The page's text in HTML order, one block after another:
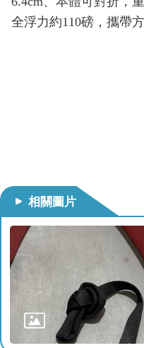
宣
民
力
園
地
政
府
訊
全浮力約110磅，攜帶方
相關圖片